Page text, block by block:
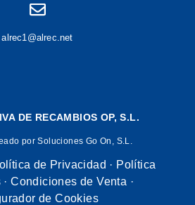
alrec1@alrec.net
DE RECAMBIOS OP, S.L.
por Soluciones Go On, S.L.
de Privacidad · Política
·Condiciones de Venta ·
de Cookies